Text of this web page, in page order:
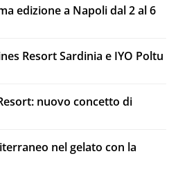
edizione a Napoli dal 2 al 6
Resort Sardinia e IYO Poltu
nuovo concetto di
nel gelato con la